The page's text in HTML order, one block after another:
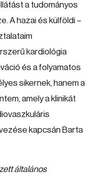
a tudományos
A hazai és külföldi –
kardiológia
és a folyamatos
sikernek, hanem a
amely a klinikát
kapcsán Barta
általános